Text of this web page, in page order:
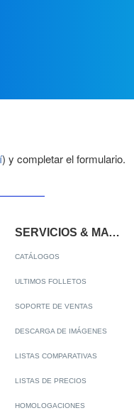
) y completar el formulario.
SERVICIOS & MATERIALES
CATÁLOGOS
ULTIMOS FOLLETOS
SOPORTE DE VENTAS
DESCARGA DE IMÁGENES
LISTAS COMPARATIVAS
LISTAS DE PRECIOS
HOMOLOGACIONES